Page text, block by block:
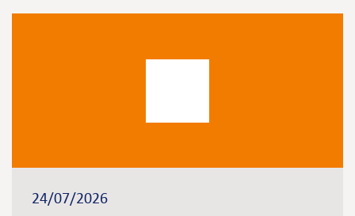
24/07/2026